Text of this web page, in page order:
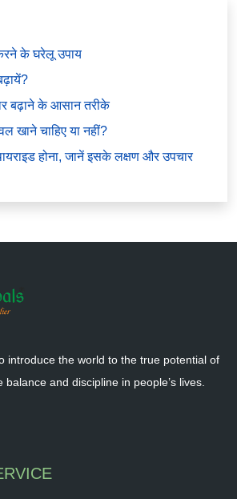
के घरेलू उपाय
बढ़ाने के आसान तरीके
खाने चाहिए या नहीं?
होना, जानें इसके लक्षण और उपचार
introduce the world to the true potential of
and discipline in people’s lives.